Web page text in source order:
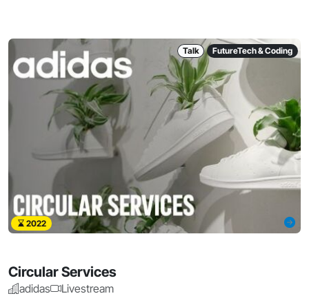
Talk FutureTech & Coding
2022
Circular Services
adidas
Livestream